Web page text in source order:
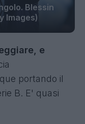
Blessin
Images)
e
portando il
B. E' quasi